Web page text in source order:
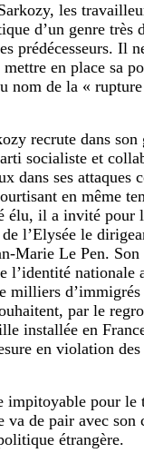
les
d’un genre très
prédécesseurs. Il
en place sa
nom de la « rupture
recrute dans son
socialiste et
dans ses attaques
en même
élu, il a invité pour
l’Elysée le
Marie Le Pen.
l’identité nationale
milliers
par le
installée en
en violation
impitoyable pour le
va de pair avec son
étrangère.